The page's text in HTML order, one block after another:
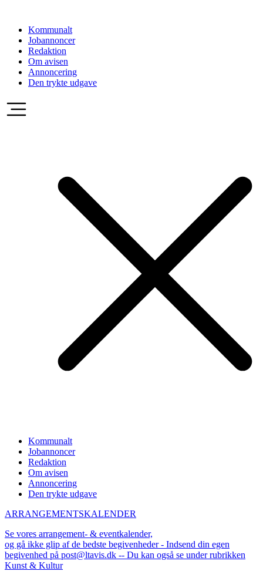
indholdKommunalt
Jobannoncer
Redaktion
Om avisen
Annoncering
Den trykte udgave
Kommunalt
Jobannoncer
Redaktion
Om avisen
Annoncering
Den trykte udgave
ARRANGEMENTSKALENDER
Se vores arrangement- & eventkalender,
og gå ikke glip af de bedste begivenheder - Indsend din egen
begivenhed på post@ltavis.dk -- Du kan også se under rubrikken
Kunst & Kultur